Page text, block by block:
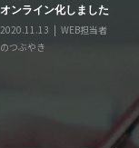
オンライン化しました
2020.11.13
WEB担当者
のつぶやき